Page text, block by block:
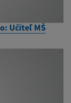
Učiteľ MŠ